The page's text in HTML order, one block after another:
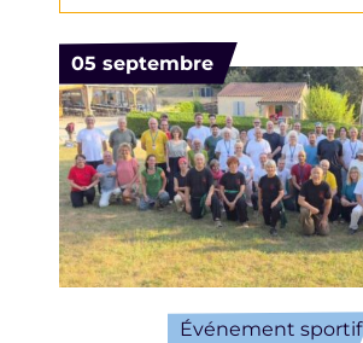
Événement sportif
Le
05 septembre